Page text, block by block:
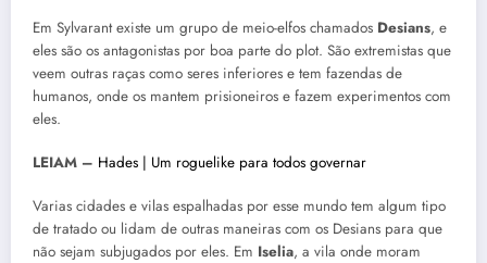
Em Sylvarant existe um grupo de meio-elfos chamados Desians, e
eles são os antagonistas por boa parte do plot. São extremistas que
veem outras raças como seres inferiores e tem fazendas de
humanos, onde os mantem prisioneiros e fazem experimentos com
eles.
LEIAM – Hades | Um roguelike para todos governar
Varias cidades e vilas espalhadas por esse mundo tem algum tipo
de tratado ou lidam de outras maneiras com os Desians para que
não sejam subjugados por eles. Em Iselia, a vila onde moram